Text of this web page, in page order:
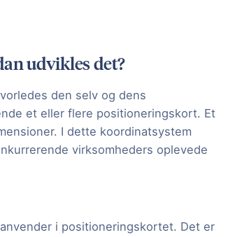
udvikles det?
den selv og dens
et eller flere positioneringskort. Et
I dette koordinatsystem
virksomheders oplevede
i positioneringskortet. Det er